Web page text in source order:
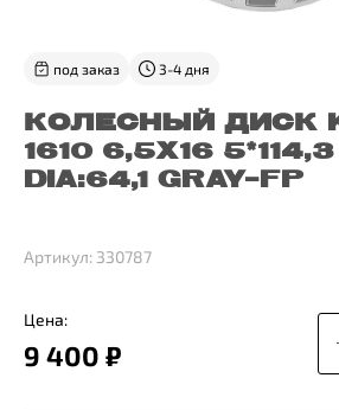
КОЛЕСНЫЙ ДИСК
1610 6,5X16
DIA:64,1 GRAY-FP
под заказ 3-4 дня
Цена:
9 400 ₽
Артикул: 330787